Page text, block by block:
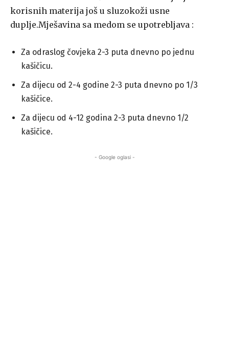
korisnih materija još u sluzokoži usne
duplje.Mješavina sa medom se upotrebljava :
Za odraslog čovjeka 2-3 puta dnevno po jednu
kašičicu.
Za dijecu od 2-4 godine 2-3 puta dnevno po 1/3
kašičice.
Za dijecu od 4-12 godina 2-3 puta dnevno 1/2
kašičice.
- Google oglasi -